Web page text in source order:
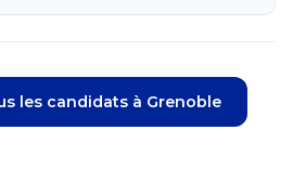
les candidats à Grenoble